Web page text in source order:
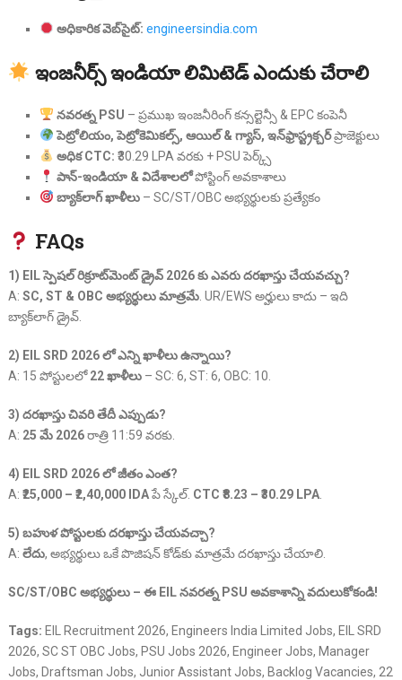
అధికారిక వెబ్‌సైట్: engineersindia.com
ఇంజనీర్స్ ఇండియా లిమిటెడ్ ఎందుకు చేరాలి
నవరత్న PSU – ప్రముఖ ఇంజనీరింగ్ కన్సల్టెన్సీ & EPC కంపెనీ
పెట్రోలియం, పెట్రోకెమికల్స్, ఆయిల్ & గ్యాస్, ఇన్‌ఫ్రాస్ట్రక్చర్ప్రాజెక్టులు
అధిక CTC: ₹30.29 LPA వరకు + PSU పెర్క్స్
పాన్-ఇండియా & విదేశాలలోపోస్టింగ్ అవకాశాలు
బ్యాక్‌లాగ్ ఖాళీలు– SC/ST/OBC అభ్యర్థులకు ప్రత్యేకం
FAQs
1) EIL స్పెషల్ రిక్రూట్‌మెంట్ డ్రైవ్ 2026 కు ఎవరు దరఖాస్తు చేయవచ్చు?
A: SC, ST & OBC అభ్యర్థులు మాత్రమే. UR/EWS అర్హులు కాదు – ఇది
బ్యాక్‌లాగ్ డ్రైవ్.
2) EIL SRD 2026 లో ఎన్ని ఖాళీలు ఉన్నాయి?
A: 15 పోస్టులలో22 ఖాళీలు– SC: 6, ST: 6, OBC: 10.
3) దరఖాస్తు చివరి తేదీ ఎప్పుడు?
A: 25 మే 2026రాత్రి 11:59 వరకు.
4) EIL SRD 2026 లో జీతం ఎంత?
A: ₹25,000 – ₹2,40,000 IDAపే స్కేల్. CTC ₹8.23 – ₹30.29 LPA.
5) బహుళ పోస్టులకు దరఖాస్తు చేయవచ్చా?
A: లేదు, అభ్యర్థులు ఒకే పొజిషన్ కోడ్‌కు మాత్రమే దరఖాస్తు చేయాలి.
SC/ST/OBC అభ్యర్థులు – ఈ EIL నవరత్న PSU అవకాశాన్ని వదులుకోకండి!
Tags: EIL Recruitment 2026, Engineers India Limited Jobs, EIL SRD
2026, SC ST OBC Jobs, PSU Jobs 2026, Engineer Jobs, Manager
Jobs, Draftsman Jobs, Junior Assistant Jobs, Backlog Vacancies, 22